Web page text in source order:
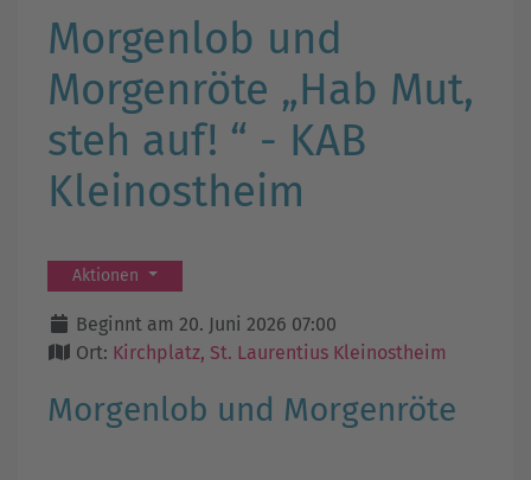
Morgenlob und
Morgenröte „Hab Mut,
steh auf! “ - KAB
Kleinostheim
Aktionen
Beginnt am 20. Juni 2026 07:00
Ort: Kirchplatz, St. Laurentius Kleinostheim
Morgenlob und Morgenröte